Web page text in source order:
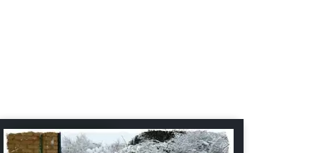
Bäume und Sträucher